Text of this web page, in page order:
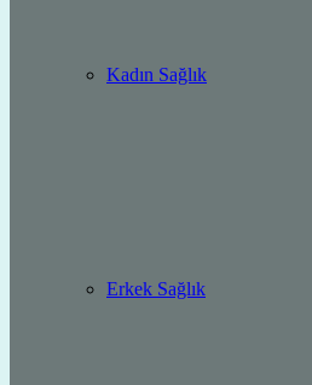
Kadın Sağlık
Erkek Sağlık